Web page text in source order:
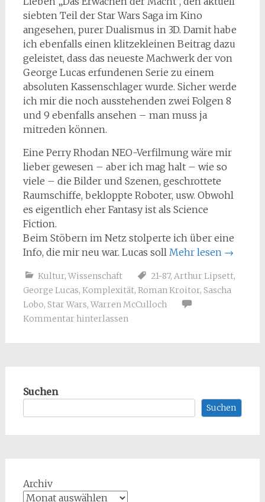
siebten Teil der Star Wars Saga im Kino
angesehen, purer Dualismus in 3D. Damit habe
ich ebenfalls einen klitzekleinen Beitrag dazu
geleistet, dass das neueste Machwerk der von
George Lucas erfundenen Serie zu einem
absoluten Kassenschlager wurde. Sicher werde
ich mir die noch ausstehenden zwei Folgen 8
und 9 ebenfalls ansehen – man muss ja
mitreden können.
Eine Perry Rhodan NEO-Verfilmung wäre mir
lieber gewesen – aber ich mag halt – wie so
viele – die Bilder und Szenen, geschrottete
Raumschiffe, bekloppte Roboter, usw. Obwohl
es eigentlich eher Fantasy ist als Science
Fiction.
Beim Stöbern im Netz stolperte ich über eine
Info, die mir neu war. Lucas soll Mehr lesen →
Kultur, Wissenschaft 21-87, Arthur Lipsett,
George Lucas, Komplexität, Roman Kroitor, Sascha
Lobo, Star Wars, Warren McCulloch
Kommentar hinterlassen
Suchen
Suchen
Archiv